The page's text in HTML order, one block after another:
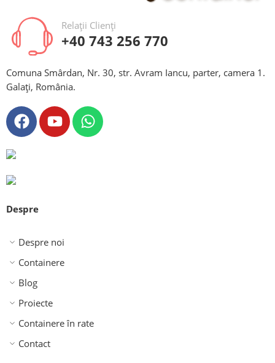
Relații Clienți
+40 743 256 770
Comuna Smârdan, Nr. 30, str. Avram Iancu, parter, camera 1.
Galați, România.
Despre
Despre noi
Containere
Blog
Proiecte
Containere în rate
Contact